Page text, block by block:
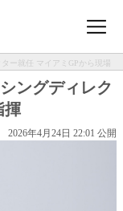
ー就任 マイアミGPから現場
ングディレク
揮
2026年4月24日 22:01 公開